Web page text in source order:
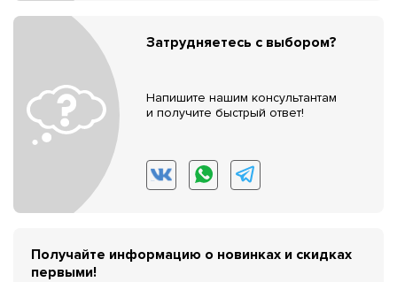
Затрудняетесь с выбором?
Напишите нашим консультантам
и получите быстрый ответ!
Получайте информацию о новинках и скидках
первыми!